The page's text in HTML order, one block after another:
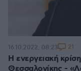
Η ενεργειακή
Θεσσαλονίκης -
16.10.2022, 08:23 21